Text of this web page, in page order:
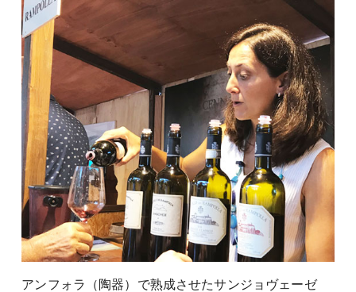
アンフォラ（陶器）で熟成させたサンジョヴェーゼ